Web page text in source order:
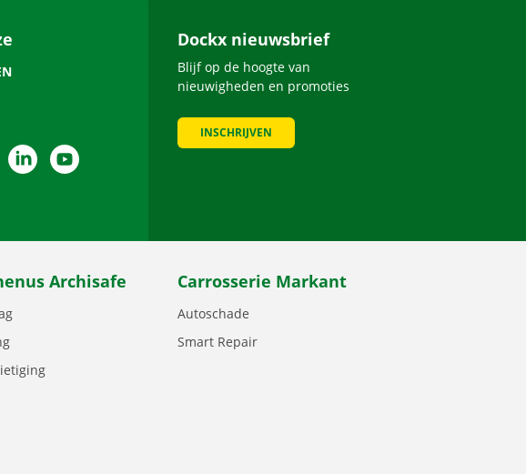
LinkedInYouTube
Dockx nieuwsbrief
Blijf op de hoogte van
nieuwigheden en promoties
INSCHRIJVEN
Archisafe Carrosserie Markant
Autoschade
Smart Repair